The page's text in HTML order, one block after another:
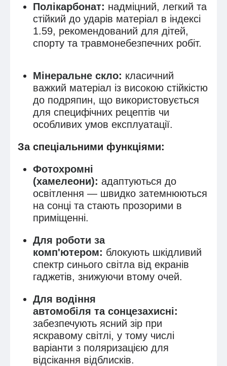
Полікарбонат: надміцний, легкий та
стійкий до ударів матеріал в індексі
1.59, рекомендований для дітей,
спорту та травмонебезпечних робіт.
Мінеральне скло: класичний
важкий матеріал із високою стійкістю
до подряпин, що використовується
для специфічних рецептів чи
особливих умов експлуатації.
За спеціальними функціями:
Фотохромні
(хамелеони): адаптуються до
освітлення — швидко затемнюються
на сонці та стають прозорими в
приміщенні.
Для роботи за
комп'ютером: блокують шкідливий
спектр синього світла від екранів
гаджетів, знижуючи втому очей.
Для водіння
автомобіля та сонцезахисні:
забезпечують ясний зір при
яскравому світлі, у тому числі
варіанти з поляризацією для
відсікання відблисків.